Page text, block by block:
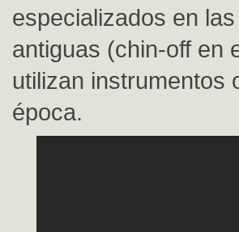
especializados en
antiguas (chin-off en
utilizan instrumentos
época.